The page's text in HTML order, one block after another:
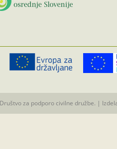
za podporo civilne družbe. |